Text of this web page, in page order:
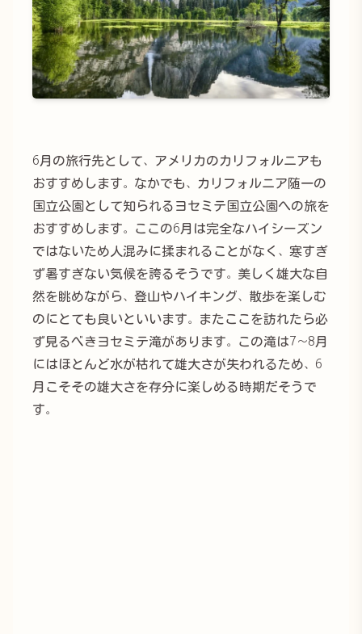
6月の旅行先として、アメリカのカリフォルニアも
おすすめします。なかでも、カリフォルニア随一の
国立公園として知られるヨセミテ国立公園への旅を
おすすめします。ここの6月は完全なハイシーズン
ではないため人混みに揉まれることがなく、寒すぎ
ず暑すぎない気候を誇るそうです。美しく雄大な自
然を眺めながら、登山やハイキング、散歩を楽しむ
のにとても良いといいます。またここを訪れたら必
ず見るべきヨセミテ滝があります。この滝は7〜8月
にはほとんど水が枯れて雄大さが失われるため、6
月こそその雄大さを存分に楽しめる時期だそうで
す。